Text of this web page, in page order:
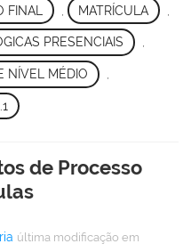
FINAL MATRÍCULA
PRESENCIAIS ,
NÍVEL MÉDIO
de Processo
última modificação em